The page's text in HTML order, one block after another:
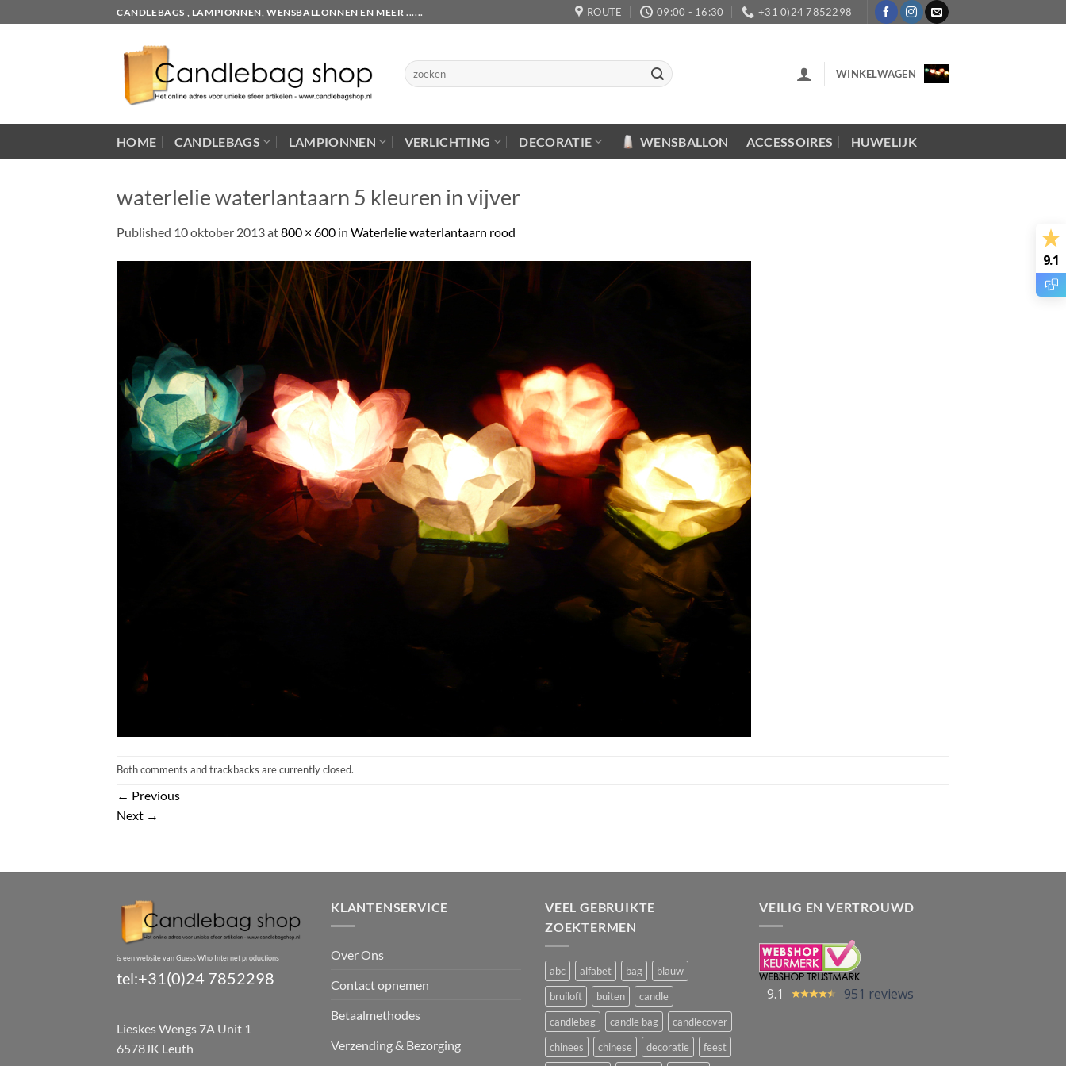
to
CANDLEBAGS , LAMPIONNEN, WENSBALLONNEN EN MEER ...... ROUTE 09:00 - 16:30 +31 0)24 7852298
Zoeken
naar:
WINKELWAGEN
HOME CANDLEBAGS LAMPIONNEN VERLICHTING DECORATIE WENSBALLON ACCESSOIRES HUWELIJK
waterlelie waterlantaarn 5 kleuren in vijver
Published 10 oktober 2013at800 × 600 in Waterlelie waterlantaarn rood
Both comments and trackbacks are currently closed.
← Previous
Next →
is een website van Guess Who Internet productions
tel:+31(0)24 7852298
Lieskes Wengs 7A Unit 1
6578JK Leuth
KLANTENSERVICE
Over Ons
Contact opnemen
Betaalmethodes
Verzending & Bezorging
VEEL GEBRUIKTE
ZOEKTERMEN
abc alfabet bag
blauw
bruiloft
buiten
candle
candlebag
candle bag
candlecover
chinees
chinese decoratie feest
VEILIG EN VERTROUWD
9.1 951 reviews
9.1